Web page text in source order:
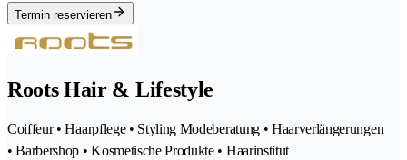
Termin reservieren
Roots Hair & Lifestyle
Coiffeur • Haarpflege • Styling Modeberatung • Haarverlängerungen
• Barbershop • Kosmetische Produkte • Haarinstitut